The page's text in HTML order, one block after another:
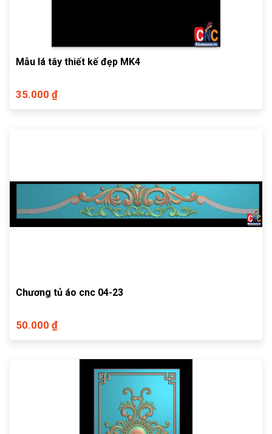
Mẫu lá tây thiết kế đẹp MK4
35.000 ₫
Chương tủ áo cnc 04-23
50.000 ₫